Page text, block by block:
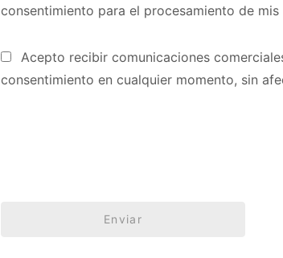
consentimiento para el procesamiento de
Acepto recibir comunicaciones
consentimiento en cualquier momento, sin
Enviar